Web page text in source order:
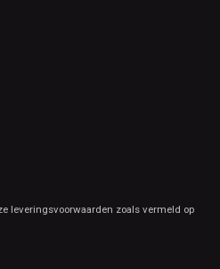
leveringsvoorwaarden zoals vermeld op